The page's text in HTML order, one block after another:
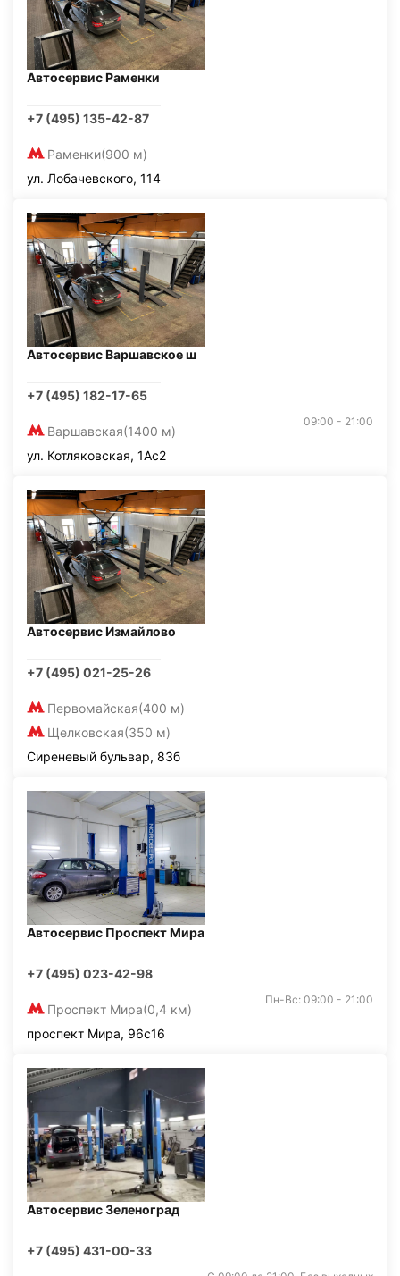
Автосервис Раменки
+7 (495) 135-42-87
Раменки(900 м)
ул. Лобачевского, 114
Автосервис Варшавское ш
+7 (495) 182-17-65
Варшавская(1400 м)
09:00 - 21:00
ул. Котляковская, 1Ас2
Автосервис Измайлово
+7 (495) 021-25-26
Первомайская(400 м)
Щелковская(350 м)
Сиреневый бульвар, 83б
Автосервис Проспект Мира
+7 (495) 023-42-98
Проспект Мира(0,4 км)
Пн-Вс: 09:00 - 21:00
проспект Мира, 96с16
Автосервис Зеленоград
+7 (495) 431-00-33